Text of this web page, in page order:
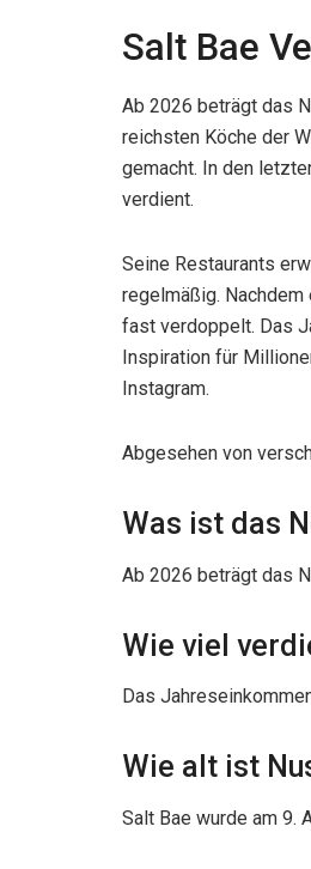
Salt Bae
Ab 2026 beträgt das
reichsten Köche der
gemacht. In den
verdient.
Seine Restaurants
regelmäßig.
fast verdoppelt. Das
Inspiration für
Instagram.
Abgesehen von
Was ist das
Ab 2026 beträgt das
Wie viel
Das
Wie alt ist
Salt Bae wurde am 9.